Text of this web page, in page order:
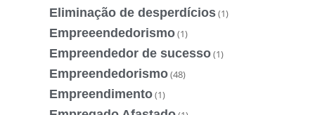
Eliminação de desperdícios(1)
Empreeendedorismo(1)
Empreendedor de sucesso(1)
Empreendedorismo(48)
Empreendimento(1)